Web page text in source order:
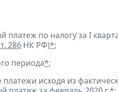
по налогу за I
286 НК РФ)*;
периода*;
исходя из